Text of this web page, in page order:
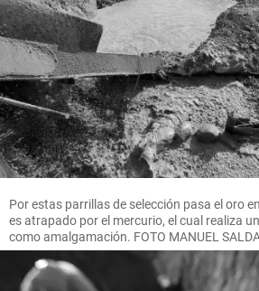
Por estas parrillas de selección pasa el oro
es atrapado por el mercurio, el cual realiza
como amalgamación. FOTO MANUEL